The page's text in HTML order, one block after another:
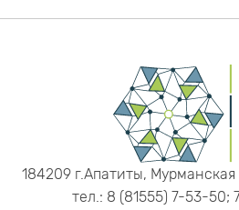
184209 г.Апатиты,
тел.: 8 (81555) 7-53-50;